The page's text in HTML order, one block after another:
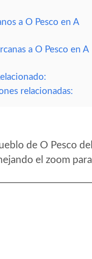
a O Pesco en A
a O Pesco en A
relacionadas:
de O Pesco del
el zoom para